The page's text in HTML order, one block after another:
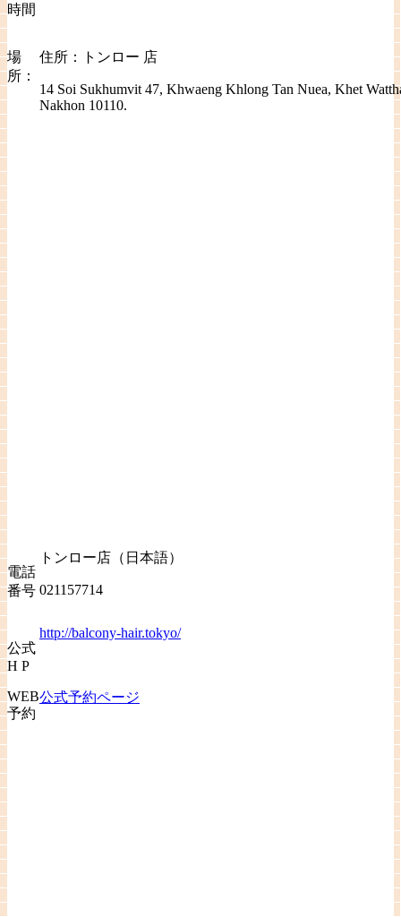
時間
場
所：
住所：トンロー 店
14 Soi Sukhumvit 47, Khwaeng Khlong Tan Nuea, Khet
Nakhon 10110.
電話
番号
トンロー店（日本語）
021157714
公式
H P
http://balcony-hair.tokyo/
WEB
予約
公式予約ページ